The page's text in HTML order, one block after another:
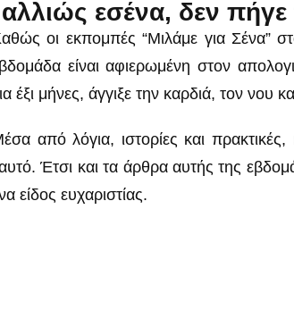
αλλιώς εσένα, δεν πήγε
οι εκπομπές “Μιλάμε για Σένα”
είναι αφιερωμένη στον
έξι μήνες, άγγιξε την καρδιά, τον
από λόγια, ιστορίες και
Έτσι και τα άρθρα αυτής της
είδος ευχαριστίας.